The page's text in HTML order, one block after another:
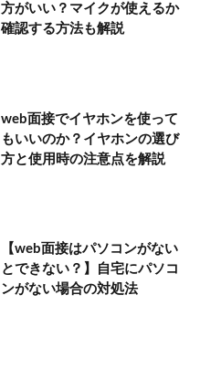
方がいい？マイクが使えるか
確認する方法も解説
web面接でイヤホンを使って
もいいのか？イヤホンの選び
方と使用時の注意点を解説
【web面接はパソコンがない
とできない？】自宅にパソコ
ンがない場合の対処法